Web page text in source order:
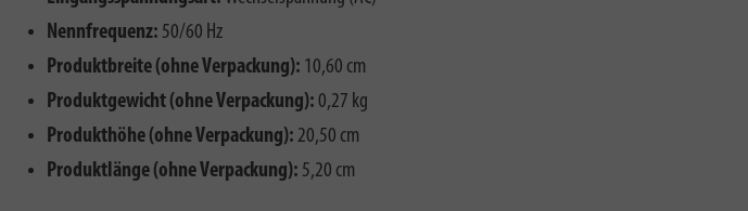
Nennfrequenz: 50/60 Hz
Produktbreite (ohne Verpackung): 10,60 cm
Produktgewicht (ohne Verpackung): 0,27 kg
Produkthöhe (ohne Verpackung): 20,50 cm
Produktlänge (ohne Verpackung): 5,20 cm